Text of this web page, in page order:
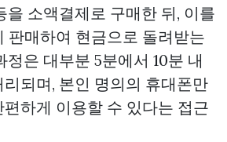
을 소액결제로 구매한 뒤, 이를
판매하여 현금으로 돌려받는
정은 대부분 5분에서 10분 내
되며, 본인 명의의 휴대폰만
하게 이용할 수 있다는 접근